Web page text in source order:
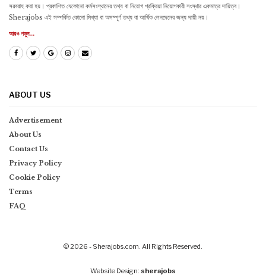
সরবরাহ করা হয়। প্রকাশিত যেকোনো কর্মসংস্থানের তথ্য বা নিয়োগ প্রক্রিয়া নিয়োগকারী সংস্থার একমাত্র দায়িত্ব।
Sherajobs এই সম্পর্কিত কোনো মিথ্যা বা অসম্পূর্ণ তথ্য বা আর্থিক লেনদেনের জন্য দায়ী নয়।
আরও পড়ুন...
ABOUT US
Advertisement
About Us
Contact Us
Privacy Policy
Cookie Policy
Terms
FAQ
© 2026 - Sherajobs.com. All Rights Reserved.
Website Design: sherajobs